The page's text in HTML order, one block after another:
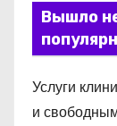
Вышло
Услуги
и